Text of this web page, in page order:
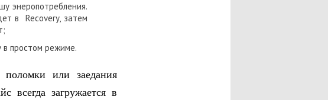
энеропотребления.
в Recovery, затем
в простом режиме.
или заедания
всегда загружается в